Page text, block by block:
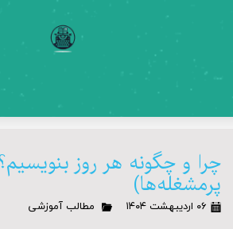
چرا و چگونه هر روز
پرمشغله‌ها)
۰۶ اردیبهشت ۱۴۰۴ مطالب آموزشی